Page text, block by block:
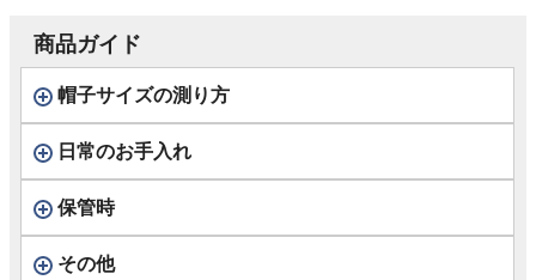
商品ガイド
帽子サイズの測り方
日常のお手入れ
保管時
その他